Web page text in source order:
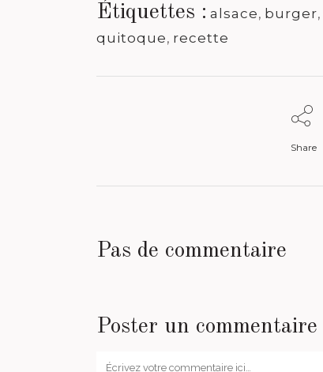
Étiquettes : alsace, burger,
quitoque, recette
Share
Pas de commentaire
Poster un commentaire